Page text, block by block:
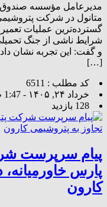
مدیرعامل مؤسسه صندوق
متانول در شرکت
گسترده‌ترین عملیات
شرایط ناشی از جنگ
و گفت: این تجربه نشان
[…]
کد مطلب : 6511
خرداد ۲۴, ۱۴۰۵ - 1:47 ب.ظ
128 بازدید
پیام سرپرست
پارس
کارون